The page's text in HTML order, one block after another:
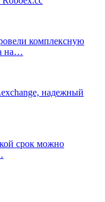
комплексную
на…
надежный
срок можно